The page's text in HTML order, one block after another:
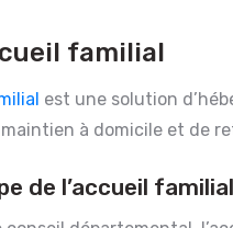
familial
est une solution
à domicile et de
de l’accueil familial